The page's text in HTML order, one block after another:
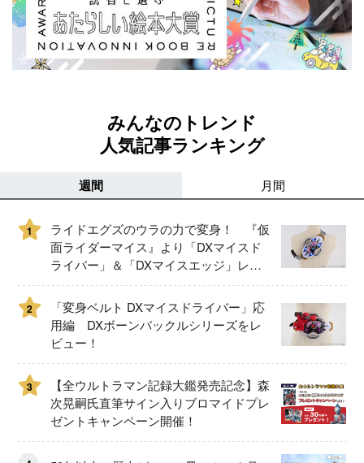
みんなのトレンド
人気記事ランキング
週間 月間
1
ライドエグズのウラの力で変身！ 『仮
面ライダーマイス』より「DXマイスド
ライバー」＆「DXマイスエッジ」レビ
ュー！
2
「変身ベルト DXマイスドライバー」応
用編 DXボーンバックルシリーズをレ
ビュー！
3
【全ウルトラマン記録大鑑発売記念】森
次晃嗣氏直筆サイン入りブロマイドプレ
ゼントキャンペーン開催！